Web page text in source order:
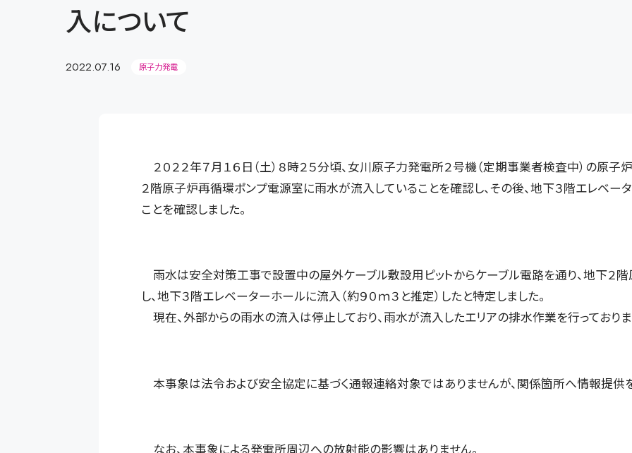
入について
2022.07.16 原子力発電
２０２２年７月１６日（土）８時２５分頃、女川原子力発電所２号機（定期事業者検査中）の原
２階原子炉再循環ポンプ電源室に雨水が流入していることを確認し、その後、地下３階エレベー
ことを確認しました。
雨水は安全対策工事で設置中の屋外ケーブル敷設用ピットからケーブル電路を通り、地下２
し、地下３階エレベーターホールに流入（約９０ｍ３と推定）したと特定しました。
現在、外部からの雨水の流入は停止しており、雨水が流入したエリアの排水作業を行っておりま
本事象は法令および安全協定に基づく通報連絡対象ではありませんが、関係箇所へ情報提供を
なお、本事象による発電所周辺への放射能の影響はありません。